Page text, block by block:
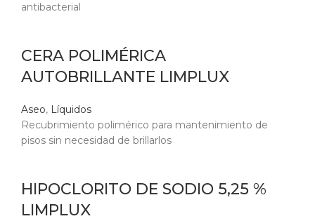
antibacterial
CERA POLIMÉRICA
AUTOBRILLANTE LIMPLUX
Aseo, Líquidos
Recubrimiento polimérico para mantenimiento de
pisos sin necesidad de brillarlos
HIPOCLORITO DE SODIO 5,25 %
LIMPLUX